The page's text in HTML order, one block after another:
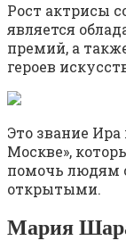
Рост актрисы
является
премий, а
героев
Это звание
Москве»,
помочь людям
открытыми.
Мария